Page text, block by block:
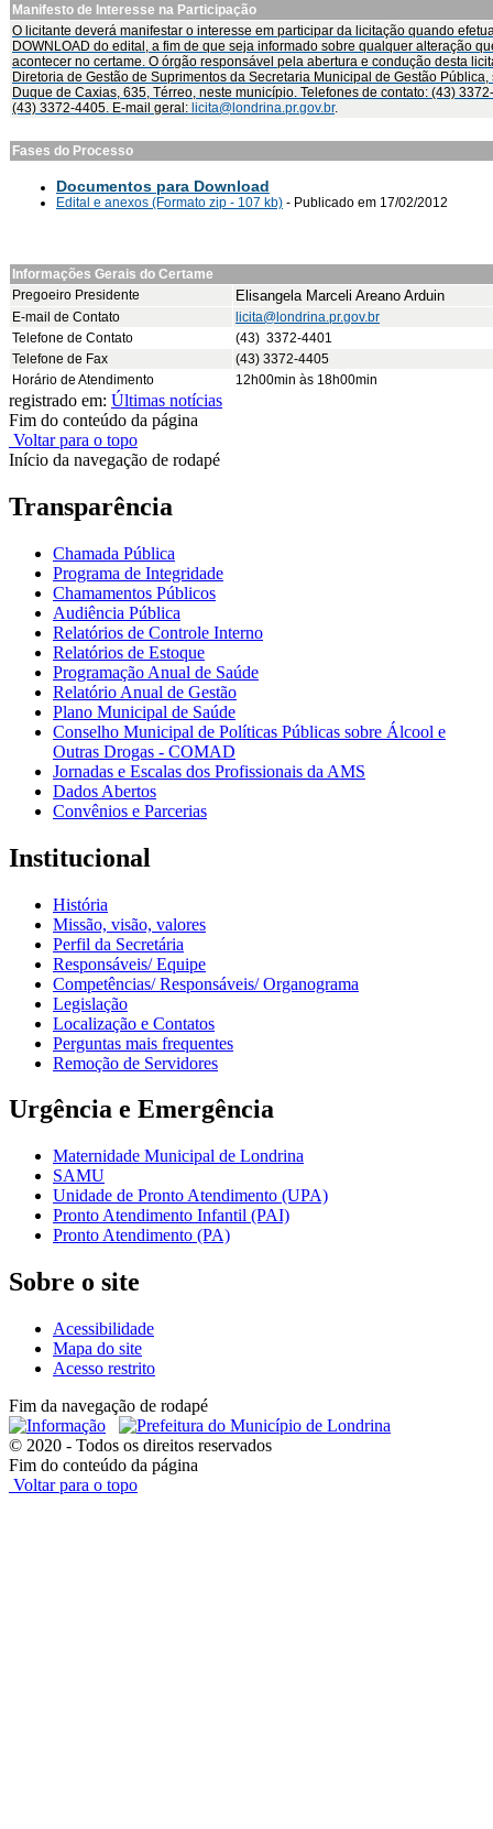
Manifesto de Interesse na Participação
O licitante deverá manifestar o interesse em participar da licitação quando
DOWNLOAD do edital, a fim de que seja informado sobre qualquer alteração
acontecer no certame. O órgão responsável pela abertura e condução desta
Diretoria de Gestão de Suprimentos da Secretaria Municipal de Gestão Pública,
Duque de Caxias, 635, Térreo, neste município. Telefones de contato: (43)
(43) 3372-4405. E-mail geral: licita@londrina.pr.gov.br.
Fases do Processo
Documentos para Download
Edital e anexos (Formato zip - 107 kb) - Publicado em 17/02/2012
Informações Gerais do Certame
Pregoeiro Presidente
Elisangela Marceli Areano Arduin
E-mail de Contato
licita@londrina.pr.gov.br
Telefone de Contato
(43) 3372-4401
Telefone de Fax
(43) 3372-4405
Horário de Atendimento
12h00min às 18h00min
registrado em: Últimas notícias
Fim do conteúdo da página
Voltar para o topo
Início da navegação de rodapé
Transparência
Chamada Pública
Programa de Integridade
Chamamentos Públicos
Audiência Pública
Relatórios de Controle Interno
Relatórios de Estoque
Programação Anual de Saúde
Relatório Anual de Gestão
Plano Municipal de Saúde
Conselho Municipal de Políticas Públicas sobre Álcool e
Outras Drogas - COMAD
Jornadas e Escalas dos Profissionais da AMS
Dados Abertos
Convênios e Parcerias
Institucional
História
Missão, visão, valores
Perfil da Secretária
Responsáveis/ Equipe
Competências/ Responsáveis/ Organograma
Legislação
Localização e Contatos
Perguntas mais frequentes
Remoção de Servidores
Urgência e Emergência
Maternidade Municipal de Londrina
SAMU
Unidade de Pronto Atendimento (UPA)
Pronto Atendimento Infantil (PAI)
Pronto Atendimento (PA)
Sobre o site
Acessibilidade
Mapa do site
Acesso restrito
Fim da navegação de rodapé
© 2020 - Todos os direitos reservados
Fim do conteúdo da página
Voltar para o topo